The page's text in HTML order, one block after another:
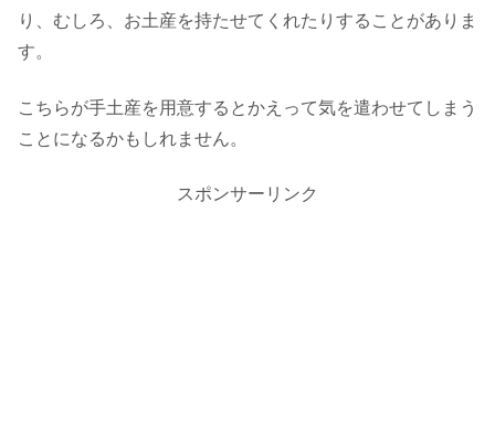
り、むしろ、お土産を持たせてくれたりすることがありま
す。
こちらが手土産を用意するとかえって気を遣わせてしまう
ことになるかもしれません。
スポンサーリンク